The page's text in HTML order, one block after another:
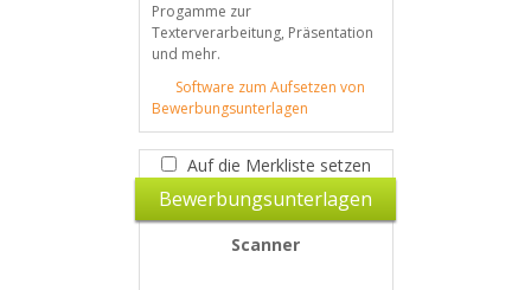
Progamme zur
Texterverarbeitung, Präsentation
und mehr.
Software zum Aufsetzen von
Bewerbungsunterlagen
Auf die Merkliste setzen
Bewerbungsunterlagen
Scanner